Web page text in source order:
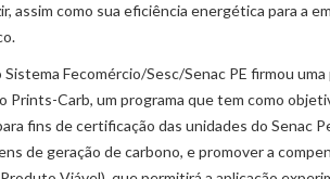
assim como sua eficiência energética para a
Fecomércio/Sesc/Senac PE firmou
o Prints-Carb, um programa que tem como
fins de certificação das unidades do Senac
de geração de carbono, e promover a